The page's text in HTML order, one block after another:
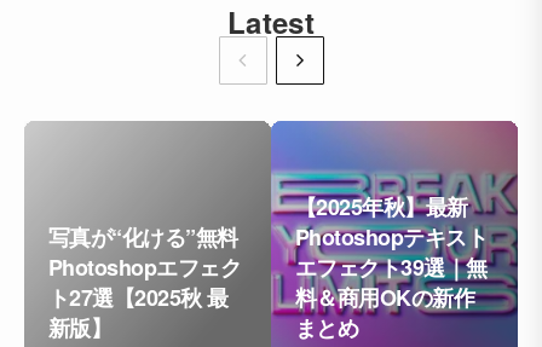
Latest
写真が“化ける”無料
Photoshopエフェク
ト27選【2025秋 最
新版】
【2025年秋】最新
Photoshopテキスト
エフェクト39選｜無
料＆商用OKの新作
まとめ